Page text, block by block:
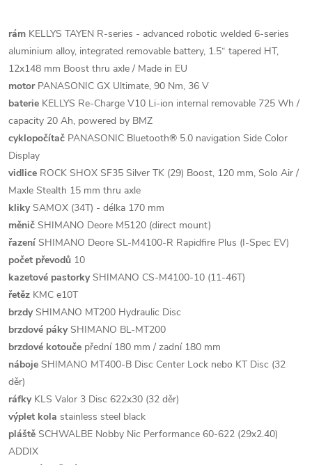
rám KELLYS TAYEN R-series - advanced robotic welded 6-series
aluminium alloy, integrated removable battery, 1.5“ tapered HT,
12x148 mm Boost thru axle / Made in EU
motorPANASONIC GX Ultimate, 90 Nm, 36 V
baterie KELLYS Re-Charge V10 Li-ion internal removable 725 Wh /
capacity 20 Ah, powered by BMZ
cyklopočítač PANASONIC Bluetooth® 5.0 navigation Side Color
Display
vidlice ROCK SHOX SF35 Silver TK (29) Boost, 120 mm, Solo Air /
Maxle Stealth 15 mm thru axle
klikySAMOX (34T) - délka 170 mm
měnič SHIMANO Deore M5120 (direct mount)
řazení SHIMANO Deore SL-M4100-R Rapidfire Plus (I-Spec EV)
počet převodů 10
kazetové pastorkySHIMANO CS-M4100-10 (11-46T)
řetěz KMC e10T
brzdySHIMANO MT200 Hydraulic Disc
brzdové pákySHIMANO BL-MT200
brzdové kotouče přední 180 mm / zadní 180 mm
náboje SHIMANO MT400-B Disc Center Lock nebo KT Disc (32
děr)
ráfkyKLS Valor 3 Disc 622x30 (32 děr)
výplet kola stainless steel black
pláště SCHWALBE Nobby Nic Performance 60-622 (29x2.40)
ADDIX